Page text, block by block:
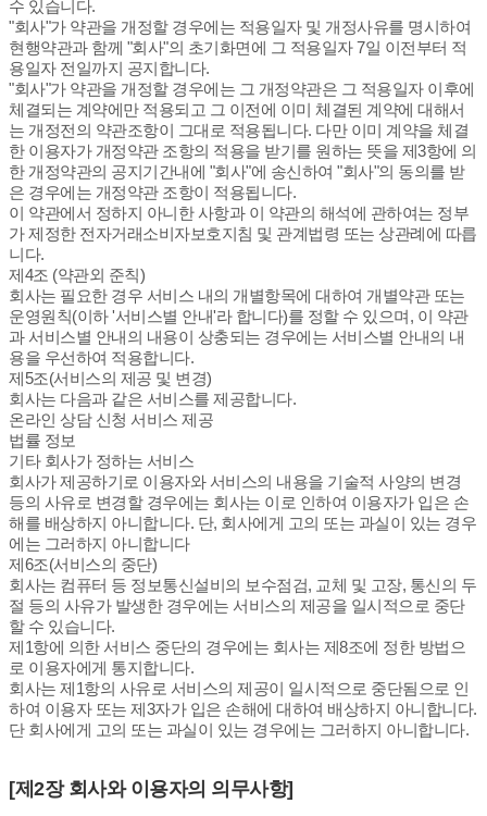
수 있습니다.
"회사"가 약관을 개정할 경우에는 적용일자 및 개정사유를 명시하여
현행약관과 함께 "회사"의 초기화면에 그 적용일자 7일 이전부터 적
용일자 전일까지 공지합니다.
"회사"가 약관을 개정할 경우에는 그 개정약관은 그 적용일자 이후에
체결되는 계약에만 적용되고 그 이전에 이미 체결된 계약에 대해서
는 개정전의 약관조항이 그대로 적용됩니다. 다만 이미 계약을 체결
한 이용자가 개정약관 조항의 적용을 받기를 원하는 뜻을 제3항에 의
한 개정약관의 공지기간내에 "회사"에 송신하여 "회사"의 동의를 받
은 경우에는 개정약관 조항이 적용됩니다.
이 약관에서 정하지 아니한 사항과 이 약관의 해석에 관하여는 정부
가 제정한 전자거래소비자보호지침 및 관계법령 또는 상관례에 따릅
니다.
제4조 (약관외 준칙)
회사는 필요한 경우 서비스 내의 개별항목에 대하여 개별약관 또는
운영원칙(이하 '서비스별 안내'라 합니다)를 정할 수 있으며, 이 약관
과 서비스별 안내의 내용이 상충되는 경우에는 서비스별 안내의 내
용을 우선하여 적용합니다.
제5조(서비스의 제공 및 변경)
회사는 다음과 같은 서비스를 제공합니다.
온라인 상담 신청 서비스 제공
법률 정보
기타 회사가 정하는 서비스
회사가 제공하기로 이용자와 서비스의 내용을 기술적 사양의 변경
등의 사유로 변경할 경우에는 회사는 이로 인하여 이용자가 입은 손
해를 배상하지 아니합니다. 단, 회사에게 고의 또는 과실이 있는 경우
에는 그러하지 아니합니다
제6조(서비스의 중단)
회사는 컴퓨터 등 정보통신설비의 보수점검, 교체 및 고장, 통신의 두
절 등의 사유가 발생한 경우에는 서비스의 제공을 일시적으로 중단
할 수 있습니다.
제1항에 의한 서비스 중단의 경우에는 회사는 제8조에 정한 방법으
로 이용자에게 통지합니다.
회사는 제1항의 사유로 서비스의 제공이 일시적으로 중단됨으로 인
하여 이용자 또는 제3자가 입은 손해에 대하여 배상하지 아니합니다.
단 회사에게 고의 또는 과실이 있는 경우에는 그러하지 아니합니다.
[제2장 회사와 이용자의 의무사항]